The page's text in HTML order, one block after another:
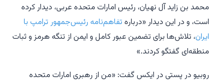
محمد بن زاید آل نهیان، رئیس امارات متحده عربی، دیدار کرده
است، و در این دیدار «درباره تفاهم‌نامه رئیس‌جمهور ترامپ با
ایران، تلاش‌ها برای تضمین عبور کامل و ایمن از تنگه هرمز و ثبات
منطقه‌ای گفتگو کردند.»
روبیو در پستی در ایکس گفت: «من از رهبری امارات متحده